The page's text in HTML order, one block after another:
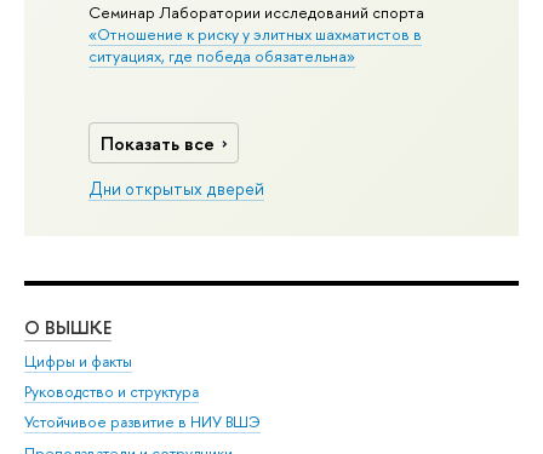
Семинар Лаборатории исследований спорта
«Отношение к риску у элитных шахматистов в
ситуациях, где победа обязательна»
Показать все
Дни открытых дверей
О ВЫШКЕ
Цифры и факты
Руководство и структура
Устойчивое развитие в НИУ ВШЭ